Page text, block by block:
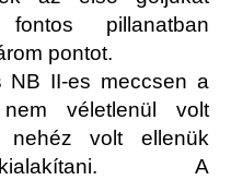
pillanatban
pontot.
NB II-es meccsen a
véletlenül volt
volt ellenük
A